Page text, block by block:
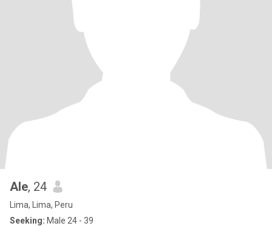
Ale, 24
Lima, Lima, Peru
Seeking: Male 24 - 39